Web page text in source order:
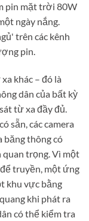
pin mặt trời 80W
ngày nắng.
trên các kênh
pin.
khác – đó là
dân của bất kỳ
từ xa đầy đủ.
sẵn, các camera
băng thông có
quan trọng. Vì một
truyền, một ứng
khu vực bằng
khi phát ra
có thể kiểm tra